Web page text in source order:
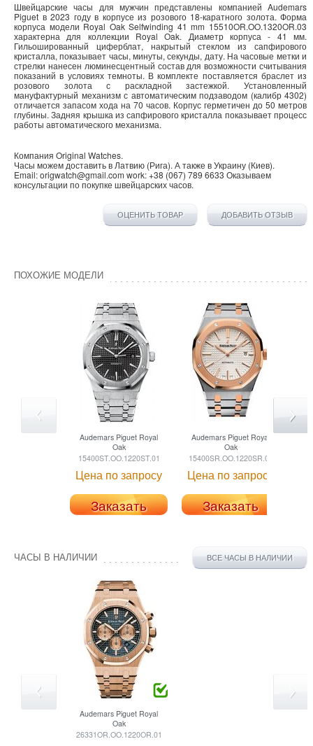
Швейцарские часы для мужчин представлены компанией Audemars
Piguet в 2023 году в корпусе из розового 18-каратного золота. Форма
корпуса модели Royal Oak Selfwinding 41 mm 15510OR.OO.1320OR.03
характерна для коллекции Royal Oak. Диаметр корпуса - 41 мм.
Гильошированный циферблат, накрытый стеклом из сапфирового
кристалла, показывает часы, минуты, секунды, дату. На часовые метки и
стрелки нанесен люминесцентный состав для возможности считывания
показаний в условиях темноты. В комплекте поставляется браслет из
розового золота с раскладной застежкой. Установленный
мануфактурный механизм с автоматическим подзаводом (калибр 4302)
отличается запасом хода на 70 часов. Корпус герметичен до 50 метров
глубины. Задняя крышка из сапфирового кристалла показывает процесс
работы автоматического механизма.
Компания Original Watches.
Часы можем доставить вЛатвию (Рига). А также вУкраину (Киев).
Email:origwatch@gmail.com work:+38 (067) 789 6633 Оказываем
консультации по покупке швейцарских часов.
ОЦЕНИТЬ ТОВАР ДОБАВИТЬ ОТЗЫВ
ПОХОЖИЕ МОДЕЛИ
Audemars Piguet Royal
Oak
15400ST.OO.1220ST.01
Цена по запросу
Заказать
Audemars Piguet Royal
Oak
15400SR.OO.1220SR.01
Цена по запросу
Заказать
ЧАСЫ В НАЛИЧИИ ВСЕ ЧАСЫ В НАЛИЧИИ
Audemars Piguet Royal
Oak
26331OR.OO.1220OR.01